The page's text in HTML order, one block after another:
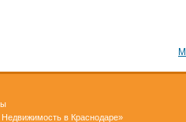
в Краснодаре»